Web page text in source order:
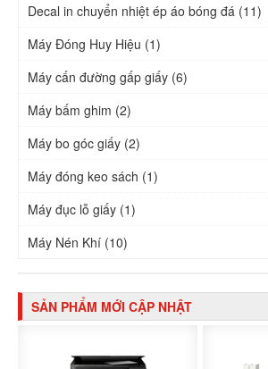
Decal in chuyển nhiệt ép áo bóng đá (11)
Máy Đóng Huy Hiệu (1)
Máy cấn đường gấp giấy (6)
Máy bấm ghim (2)
Máy bo góc giấy (2)
Máy đóng keo sách (1)
Máy đục lỗ giấy (1)
Máy Nén Khí (10)
SẢN PHẨM MỚI CẬP NHẬT